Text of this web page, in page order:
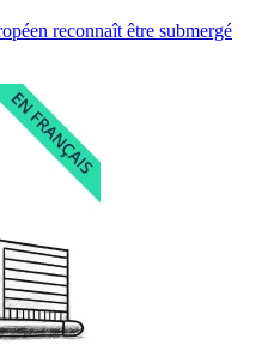
reconnaît être submergé